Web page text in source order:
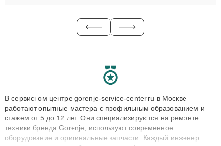
В сервисном центре gorenje-service-center.ru в Москве
работают опытные мастера с профильным образованием и
стажем от 5 до 12 лет. Они специализируются на ремонте
техники бренда Gorenje, используют современное
оборудование и оригинальные запчасти. Каждый инженер